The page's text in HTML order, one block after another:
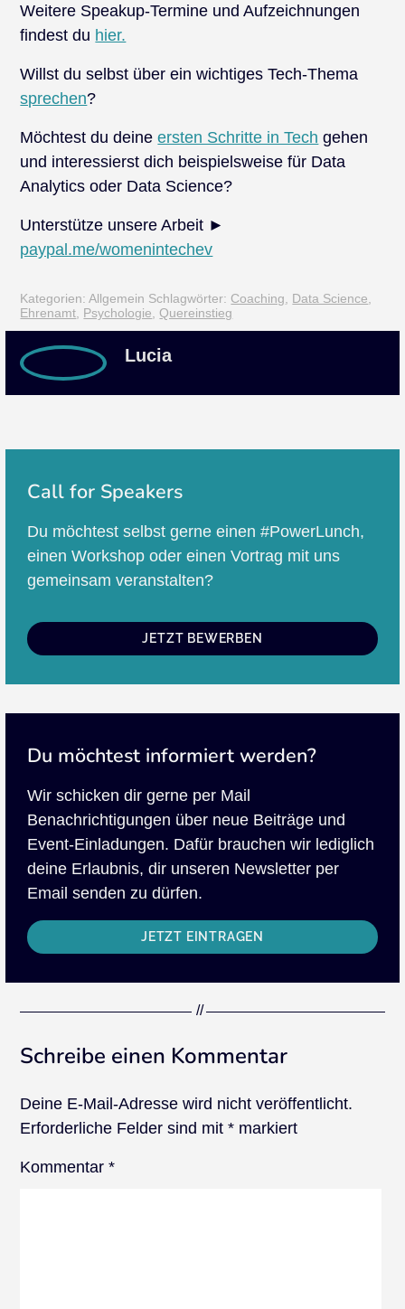
Weitere Speakup-Termine und Aufzeichnungen
findest du hier.
Willst du selbst über ein wichtiges Tech-Thema
sprechen?
Möchtest du deineersten Schritte in Tech gehen
und interessierst dich beispielsweise für Data
Analytics oder Data Science?
Unterstütze unsere Arbeit ►
paypal.me/womenintechev
Kategorien: Allgemein Schlagwörter: Coaching Data Science
Ehrenamt Psychologie Quereinstieg
Lucia
Call for Speakers
Du möchtest selbst gerne einen #PowerLunch,
einen Workshop oder einen Vortrag mit uns
gemeinsam veranstalten?
JETZT BEWERBEN
Du möchtest informiert werden?
Wir schicken dir gerne per Mail
Benachrichtigungen über neue Beiträge und
Event-Einladungen. Dafür brauchen wir lediglich
deine Erlaubnis, dir unseren Newsletter per
Email senden zu dürfen.
JETZT EINTRAGEN
Schreibe einen Kommentar
Deine E-Mail-Adresse wird nicht veröffentlicht.
Erforderliche Felder sind mit* markiert
Kommentar*